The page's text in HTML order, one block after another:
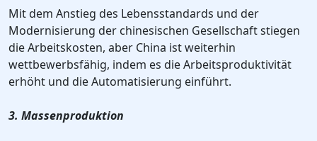
Mit dem Anstieg des Lebensstandards und der
Modernisierung der chinesischen Gesellschaft stiegen
die Arbeitskosten, aber China ist weiterhin
wettbewerbsfähig, indem es die Arbeitsproduktivität
erhöht und die Automatisierung einführt.
3. Massenproduktion